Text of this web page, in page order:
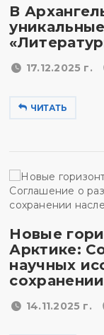
В
17.12.2025 г.
ЧИТАТЬ
Новые
Арктике:
научных
14.11.2025 г.